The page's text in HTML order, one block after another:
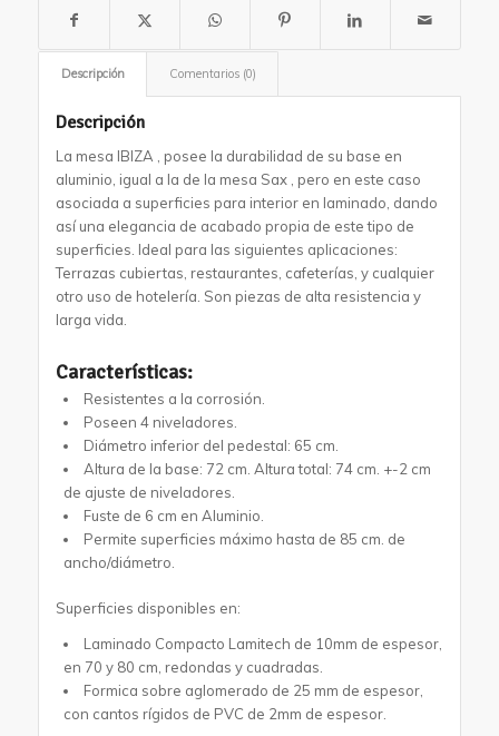
Descripción Comentarios (0)
Descripción
La mesa IBIZA , posee la durabilidad de su base en
aluminio, igual a la de la mesa Sax , pero en este caso
asociada a superficies para interior en laminado, dando
así una elegancia de acabado propia de este tipo de
superficies. Ideal para las siguientes aplicaciones:
Terrazas cubiertas, restaurantes, cafeterías, y cualquier
otro uso de hotelería. Son piezas de alta resistencia y
larga vida.
Características:
Resistentes a la corrosión.
Poseen 4 niveladores.
Diámetro inferior del pedestal: 65 cm.
Altura de la base: 72 cm. Altura total: 74 cm. +-2 cm
de ajuste de niveladores.
Fuste de 6 cm en Aluminio.
Permite superficies máximo hasta de 85 cm. de
ancho/diámetro.
Superficies disponibles en:
Laminado Compacto Lamitech de 10mm de espesor,
en 70 y 80 cm, redondas y cuadradas.
Formica sobre aglomerado de 25 mm de espesor,
con cantos rígidos de PVC de 2mm de espesor.